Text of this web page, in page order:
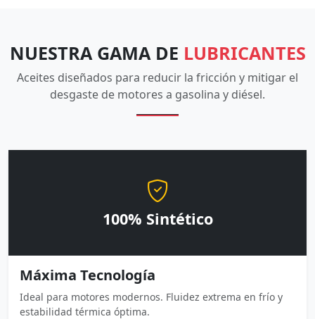
NUESTRA GAMA DE LUBRICANTES
Aceites diseñados para reducir la fricción y mitigar el
desgaste de motores a gasolina y diésel.
100% Sintético
Máxima Tecnología
Ideal para motores modernos. Fluidez extrema en frío y
estabilidad térmica óptima.